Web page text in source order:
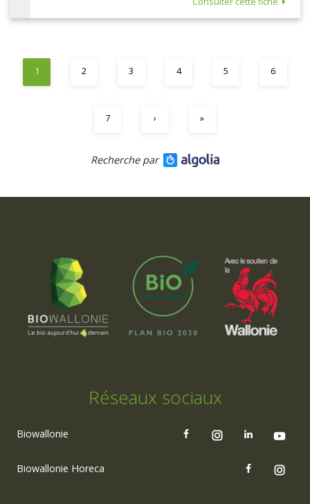
1 2 3 4 5 6
7 › »
Recherche par
Réseaux sociaux
Biowallonie
Biowallonie Horeca